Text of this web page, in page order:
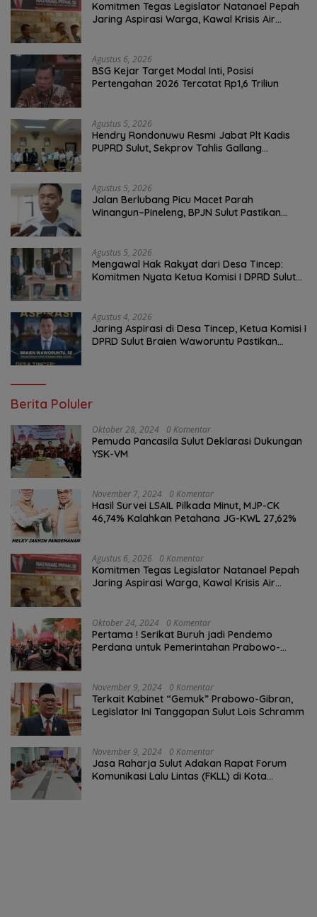
Komitmen Tegas Legislator Natanael Pepah
Jaring Aspirasi Warga, Kawal Krisis Air
Agustus 6, 2026
BSG Kejar Target Modal Inti, Posisi
Pertengahan 2026 Tercatat Rp1,6 Triliun
Agustus 5, 2026
Hendry Rondonuwu Resmi Jabat Plt Kadis
PUPRD Sulut, Sekprov Tahlis Gallang
Agustus 5, 2026
Jalan Berlubang Picu Macet Parah
Winangun–Pineleng, BPJN Sulut Pastikan
Agustus 5, 2026
Mengawal Hak Rakyat dari Desa Tincep:
Komitmen Nyata Ketua Komisi I DPRD Sulut
Agustus 4, 2026
Jaring Aspirasi di Desa Tincep, Ketua Komisi I
DPRD Sulut Braien Waworuntu Pastikan
Berita Poluler
Oktober 28, 2024 0 Komentar
Pemuda Pancasila Sulut Deklarasi Dukungan
YSK-VM
November 7, 2024 0 Komentar
Hasil Survei LSAIL Pilkada Minut, MJP-CK
46,74% Kalahkan Petahana JG-KWL 27,62%
Agustus 6, 2026 0 Komentar
Komitmen Tegas Legislator Natanael Pepah
Jaring Aspirasi Warga, Kawal Krisis Air
Oktober 24, 2024 0 Komentar
Pertama ! Serikat Buruh jadi Pendemo
Perdana untuk Pemerintahan Prabowo-
November 9, 2024 0 Komentar
Terkait Kabinet “Gemuk” Prabowo-Gibran,
Legislator Ini Tanggapan Sulut Lois Schramm
November 9, 2024 0 Komentar
Jasa Raharja Sulut Adakan Rapat Forum
Komunikasi Lalu Lintas (FKLL) di Kota